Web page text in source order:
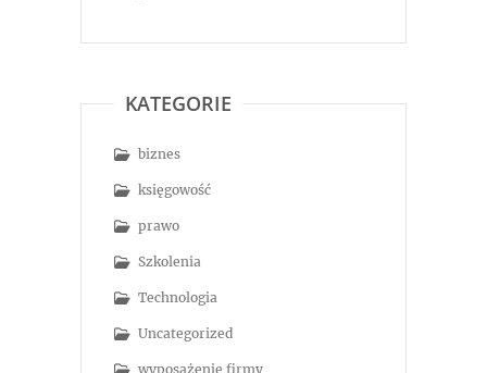
KATEGORIE
biznes
księgowość
prawo
Szkolenia
Technologia
Uncategorized
wyposażenie firmy